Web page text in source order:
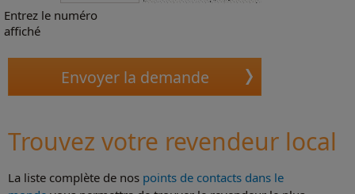
Entrez le numéro
affiché
Trouvez votre revendeur local
La liste complète de nos points de contacts dans le